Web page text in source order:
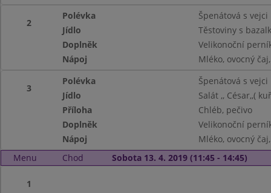
2
Polévka
Špenátová s vejci
Jídlo
Těstoviny s
Doplněk
Velikonoční
Nápoj
Mléko, ovocný
3
Polévka
Špenátová s vejci
Jídlo
Salát ,, César,,(
Příloha
Chléb, pečivo
Doplněk
Velikonoční
Nápoj
Mléko, ovocný
Menu
Chod Sobota 13. 4. 2019 (11:45 - 14:45)
1